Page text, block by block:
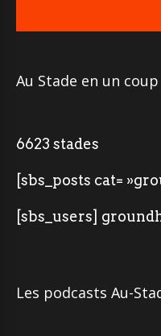
Au Stade en un coup
6623 stades
[sbs_posts cat=
[sbs_users]
Les podcasts Au-